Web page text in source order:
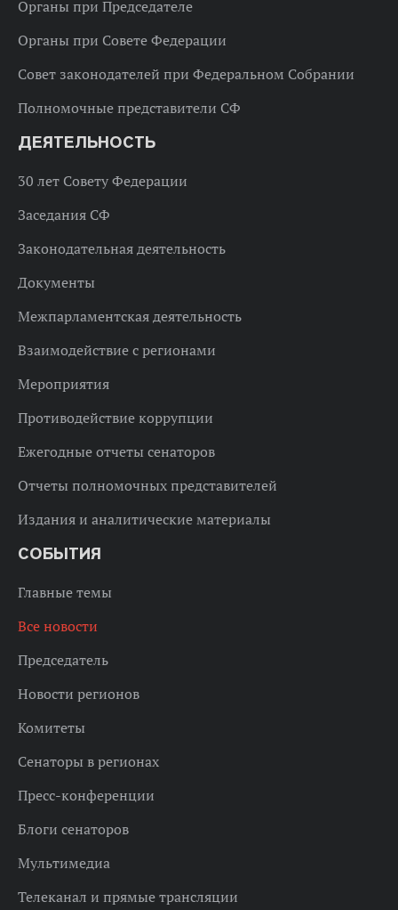
Органы при Председателе
Органы при Совете Федерации
Совет законодателей при Федеральном Собрании
Полномочные представители СФ
ДЕЯТЕЛЬНОСТЬ
30 лет Совету Федерации
Заседания СФ
Законодательная деятельность
Документы
Межпарламентская деятельность
Взаимодействие с регионами
Мероприятия
Противодействие коррупции
Ежегодные отчеты сенаторов
Отчеты полномочных представителей
Издания и аналитические материалы
СОБЫТИЯ
Главные темы
Все новости
Председатель
Новости регионов
Комитеты
Сенаторы в регионах
Пресс-конференции
Блоги сенаторов
Мультимедиа
Телеканал и прямые трансляции